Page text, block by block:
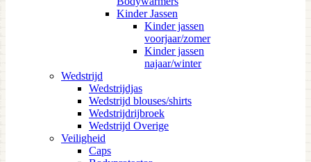
Kinder Jassen
Kinder jassen
voorjaar/zomer
Kinder jassen
najaar/winter
Wedstrijd
Wedstrijdjas
Wedstrijd blouses/shirts
Wedstrijdrijbroek
Wedstrijd Overige
Veiligheid
Caps